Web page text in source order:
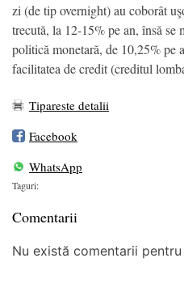
zi (de tip overnight) au coborât
trecută, la 12-15% pe an, însă se
politică monetară, de 10,25% pe
facilitatea de credit (creditul
Tipareste detalii
Facebook
WhatsApp
Taguri:
Comentarii
Nu există comentarii